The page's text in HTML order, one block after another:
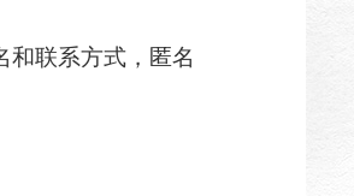
和联系方式，匿名